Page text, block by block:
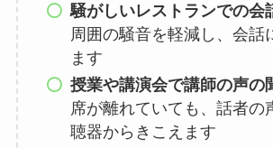
騒がしいレストランでの会
周囲の騒音を軽減し、会話
ます
授業や講演会で講師の声の
席が離れていても、話者の
聴器からきこえます